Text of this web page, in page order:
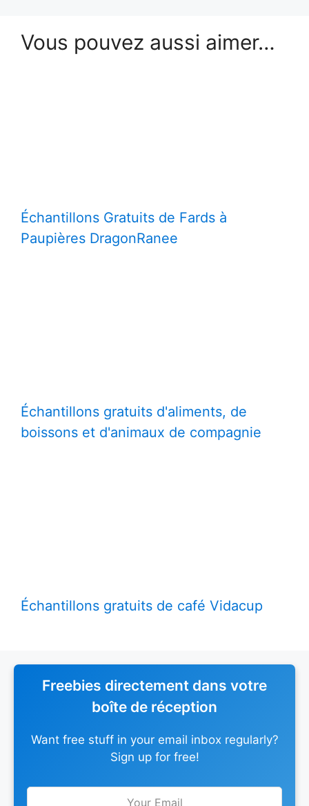
Vous pouvez aussi aimer…
Échantillons Gratuits de Fards à
Paupières DragonRanee
Échantillons gratuits d'aliments, de
boissons et d'animaux de compagnie
Échantillons gratuits de café Vidacup
Freebies directement dans votre
boîte de réception
Want free stuff in your email inbox regularly?
Sign up for free!
Leave